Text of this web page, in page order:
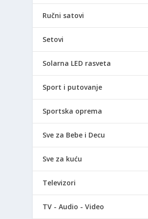
Ručni satovi
Setovi
Solarna LED rasveta
Sport i putovanje
Sportska oprema
Sve za Bebe i Decu
Sve za kuću
Televizori
TV - Audio - Video